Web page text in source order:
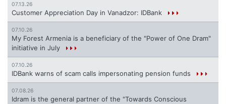
07.13.26
Customer Appreciation Day in Vanadzor: IDBank
07.10.26
My Forest Armenia is a beneficiary of the "Power of One Dram"
initiative in July
07.10.26
IDBank warns of scam calls impersonating pension funds
07.08.26
Idram is the general partner of the "Towards Conscious